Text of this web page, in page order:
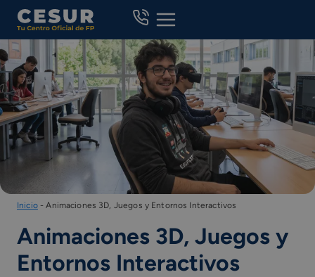
Skip
content
Inicio-Animaciones 3D, Juegos y Entornos Interactivos
Animaciones 3D, Juegos y
Entornos Interactivos